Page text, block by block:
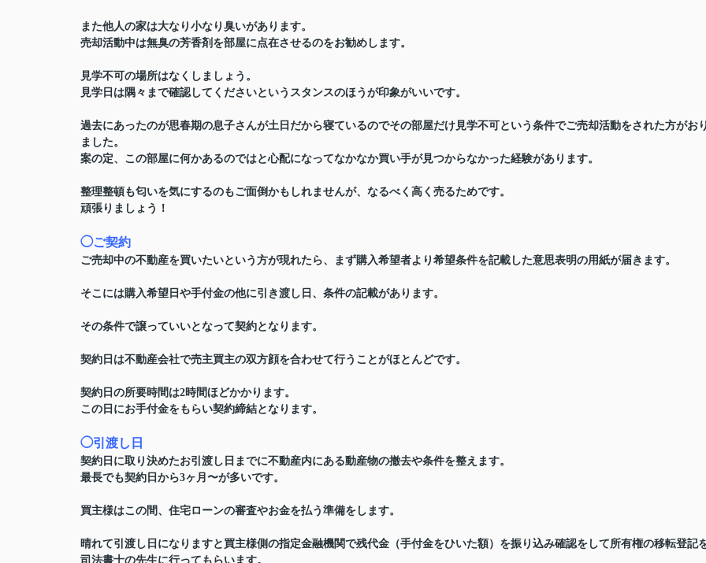
また他人の家は大なり小なり臭いがあります。
売却活動中は無臭の芳香剤を部屋に点在させるのをお勧めします。
見学不可の場所はなくしましょう。
見学日は隅々まで確認してくださいというスタンスのほうが印象がいいです。
過去にあったのが思春期の息子さんが土日だから寝ているのでその部屋だけ見学不可という条件でご売却活動をされた方がお
ました。
案の定、この部屋に何かあるのではと心配になってなかなか買い手が見つからなかった経験があります。
整理整頓も匂いを気にするのもご面倒かもしれませんが、なるべく高く売るためです。
頑張りましょう！
◯ご契約
ご売却中の不動産を買いたいという方が現れたら、まず購入希望者より希望条件を記載した意思表明の用紙が届きます。
そこには購入希望日や手付金の他に引き渡し日、条件の記載があります。
その条件で譲っていいとなって契約となります。
契約日は不動産会社で売主買主の双方顔を合わせて行うことがほとんどです。
契約日の所要時間は2時間ほどかかります。
この日にお手付金をもらい契約締結となります。
◯引渡し日
契約日に取り決めたお引渡し日までに不動産内にある動産物の撤去や条件を整えます。
最長でも契約日から3ヶ月〜が多いです。
買主様はこの間、住宅ローンの審査やお金を払う準備をします。
晴れて引渡し日になりますと買主様側の指定金融機関で残代金（手付金をひいた額）を振り込み確認をして所有権の移転登記
司法書士の先生に行ってもらいます。